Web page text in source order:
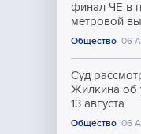
финал ЧЕ в
метровой
Общество 06
Суд
Жилкина об
13 августа
Общество 06